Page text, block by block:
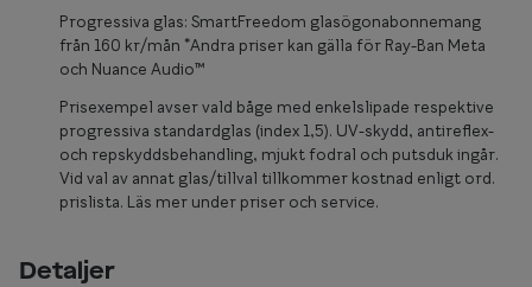
Progressiva glas: SmartFreedom glasögonabonnemang
från 160 kr/mån *Andra priser kan gälla för Ray-Ban Meta
och Nuance Audio™
Prisexempel avser vald båge med enkelslipade respektive
progressiva standardglas (index 1,5). UV-skydd, antireflex-
och repskyddsbehandling, mjukt fodral och putsduk ingår.
Vid val av annat glas/tillval tillkommer kostnad enligt ord.
prislista. Läs mer under priser och service.
Detaljer